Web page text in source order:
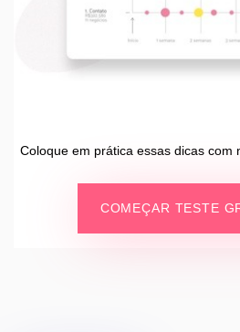
Coloque em prática essas dicas com
COMEÇAR TESTE